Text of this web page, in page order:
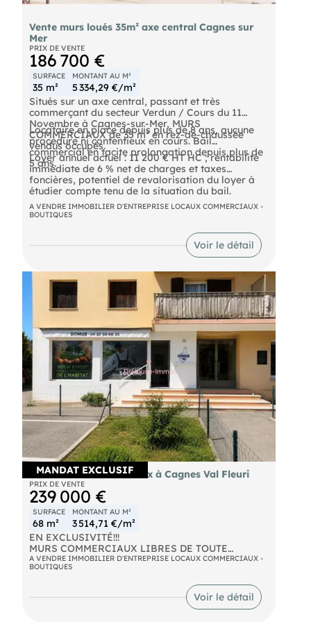
Vente murs loués 35m² axe central Cagnes sur
Mer
PRIX DE VENTE
186 700 €
SURFACE
35 m²
MONTANT AU M²
5 334,29 €/m²
Situés sur un axe central, passant et très
commerçant du secteur Verdun / Cours du 11
Novembre à Cagnes-sur-Mer, MURS
COMMERCIAUX de 35 m² en rez-de-chaussée
vendus occupés.
Locataire en place depuis plus de 8 ans, aucune
procédure ni contentieux en cours. Bail
commercial en tacite prolongation depuis plus de
5 ans.
Loyer annuel actuel : 11 200 € HT HC ; rentabilité
immédiate de 6 % net de charges et taxes
foncières, potentiel de revalorisation du loyer à
étudier compte tenu de la situation du bail.
A VENDRE IMMOBILIER D'ENTREPRISE LOCAUX COMMERCIAUX -
BOUTIQUES
Voir le détail
MANDAT EXCLUSIF
Vente murs commerciaux à Cagnes Val Fleuri
PRIX DE VENTE
239 000 €
SURFACE
68 m²
MONTANT AU M²
3 514,71 €/m²
EN EXCLUSIVITÉ!!!
MURS COMMERCIAUX LIBRES DE TOUTE
OCCUPATION
Idéalement situé sur le secteur recherché du Val
Fleuri, ce local commercial d'angle bénéficie d'une
excellente visibilité grâce à sa vitrine d'environ 5
A VENDRE IMMOBILIER D'ENTREPRISE LOCAUX COMMERCIAUX -
BOUTIQUES
Voir le détail